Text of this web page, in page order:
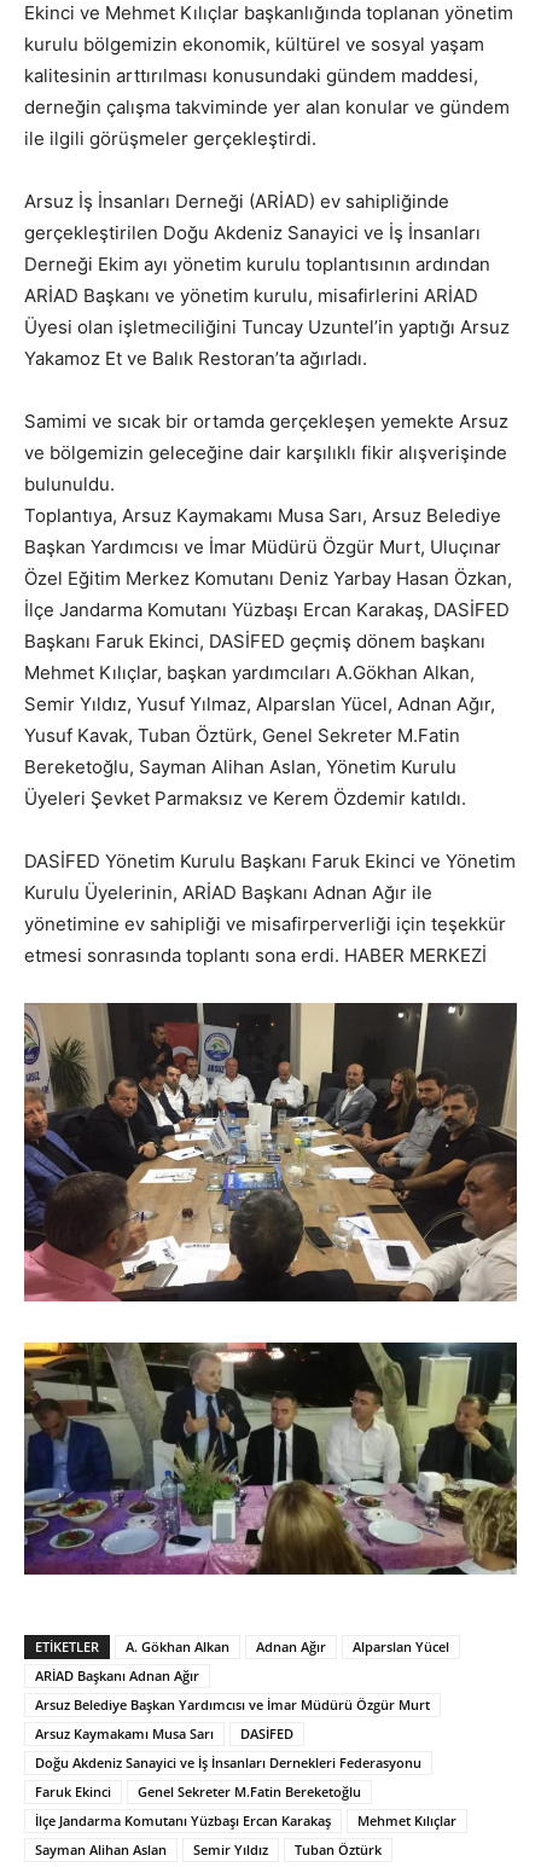
Ekinci ve Mehmet Kılıçlar başkanlığında toplanan yönetim
kurulu bölgemizin ekonomik, kültürel ve sosyal yaşam
kalitesinin arttırılması konusundaki gündem maddesi,
derneğin çalışma takviminde yer alan konular ve gündem
ile ilgili görüşmeler gerçekleştirdi.
Arsuz İş İnsanları Derneği (ARİAD) ev sahipliğinde
gerçekleştirilen Doğu Akdeniz Sanayici ve İş İnsanları
Derneği Ekim ayı yönetim kurulu toplantısının ardından
ARİAD Başkanı ve yönetim kurulu, misafirlerini ARİAD
Üyesi olan işletmeciliğini Tuncay Uzuntel’in yaptığı Arsuz
Yakamoz Et ve Balık Restoran’ta ağırladı.
Samimi ve sıcak bir ortamda gerçekleşen yemekte Arsuz
ve bölgemizin geleceğine dair karşılıklı fikir alışverişinde
bulunuldu.
Toplantıya, Arsuz Kaymakamı Musa Sarı, Arsuz Belediye
Başkan Yardımcısı ve İmar Müdürü Özgür Murt, Uluçınar
Özel Eğitim Merkez Komutanı Deniz Yarbay Hasan Özkan,
İlçe Jandarma Komutanı Yüzbaşı Ercan Karakaş, DASİFED
Başkanı Faruk Ekinci, DASİFED geçmiş dönem başkanı
Mehmet Kılıçlar, başkan yardımcıları A.Gökhan Alkan,
Semir Yıldız, Yusuf Yılmaz, Alparslan Yücel, Adnan Ağır,
Yusuf Kavak, Tuban Öztürk, Genel Sekreter M.Fatin
Bereketoğlu, Sayman Alihan Aslan, Yönetim Kurulu
Üyeleri Şevket Parmaksız ve Kerem Özdemir katıldı.
DASİFED Yönetim Kurulu Başkanı Faruk Ekinci ve Yönetim
Kurulu Üyelerinin, ARİAD Başkanı Adnan Ağır ile
yönetimine ev sahipliği ve misafirperverliği için teşekkür
etmesi sonrasında toplantı sona erdi. HABER MERKEZİ
ETIKETLER A. Gökhan Alkan Adnan Ağır
Alparslan Yücel
ARİAD Başkanı Adnan Ağır
Arsuz Belediye Başkan Yardımcısı ve İmar Müdürü Özgür Murt
Arsuz Kaymakamı Musa Sarı
DASİFED
Doğu Akdeniz Sanayici ve İş İnsanları Dernekleri Federasyonu
Faruk Ekinci
Genel Sekreter M.Fatin Bereketoğlu
İlçe Jandarma Komutanı Yüzbaşı Ercan Karakaş
Mehmet Kılıçlar
Sayman Alihan Aslan
Semir Yıldız Tuban Öztürk